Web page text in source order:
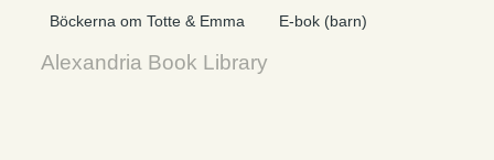
Böckerna om Totte & Emma
E-bok (barn)
Alexandria Book Library